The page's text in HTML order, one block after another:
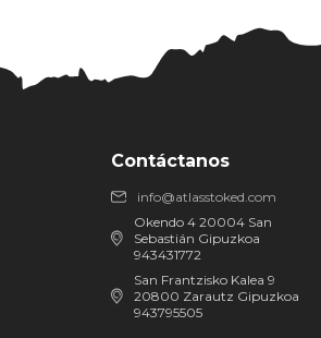
Contáctanos
info@atlasstoked.com
Okendo 4 20004 San
Sebastián Gipuzkoa
943431772
San Frantzisko Kalea 9
20800 Zarautz Gipuzkoa
943795505